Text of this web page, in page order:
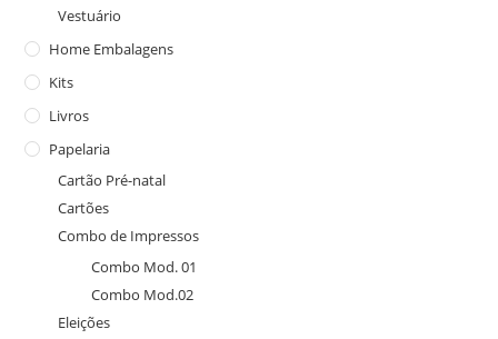
Vestuário
Home Embalagens
Kits
Livros
Papelaria
Cartão Pré-natal
Cartões
Combo de Impressos
Combo Mod. 01
Combo Mod.02
Eleições